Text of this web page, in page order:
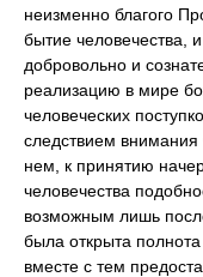
неизменно благого
бытие человечества,
добровольно и
реализацию в мире
человеческих
следствием
нем, к принятию
человечества
возможным лишь
была открыта
вместе с тем